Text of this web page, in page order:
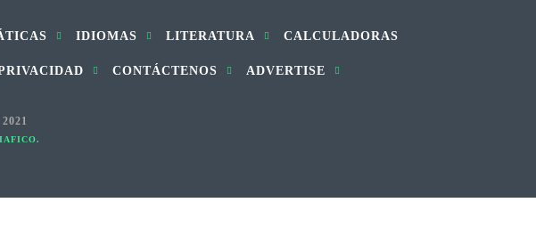
IDIOMAS LITERATURA CALCULADORAS
CONTÁCTENOS
ADVERTISE